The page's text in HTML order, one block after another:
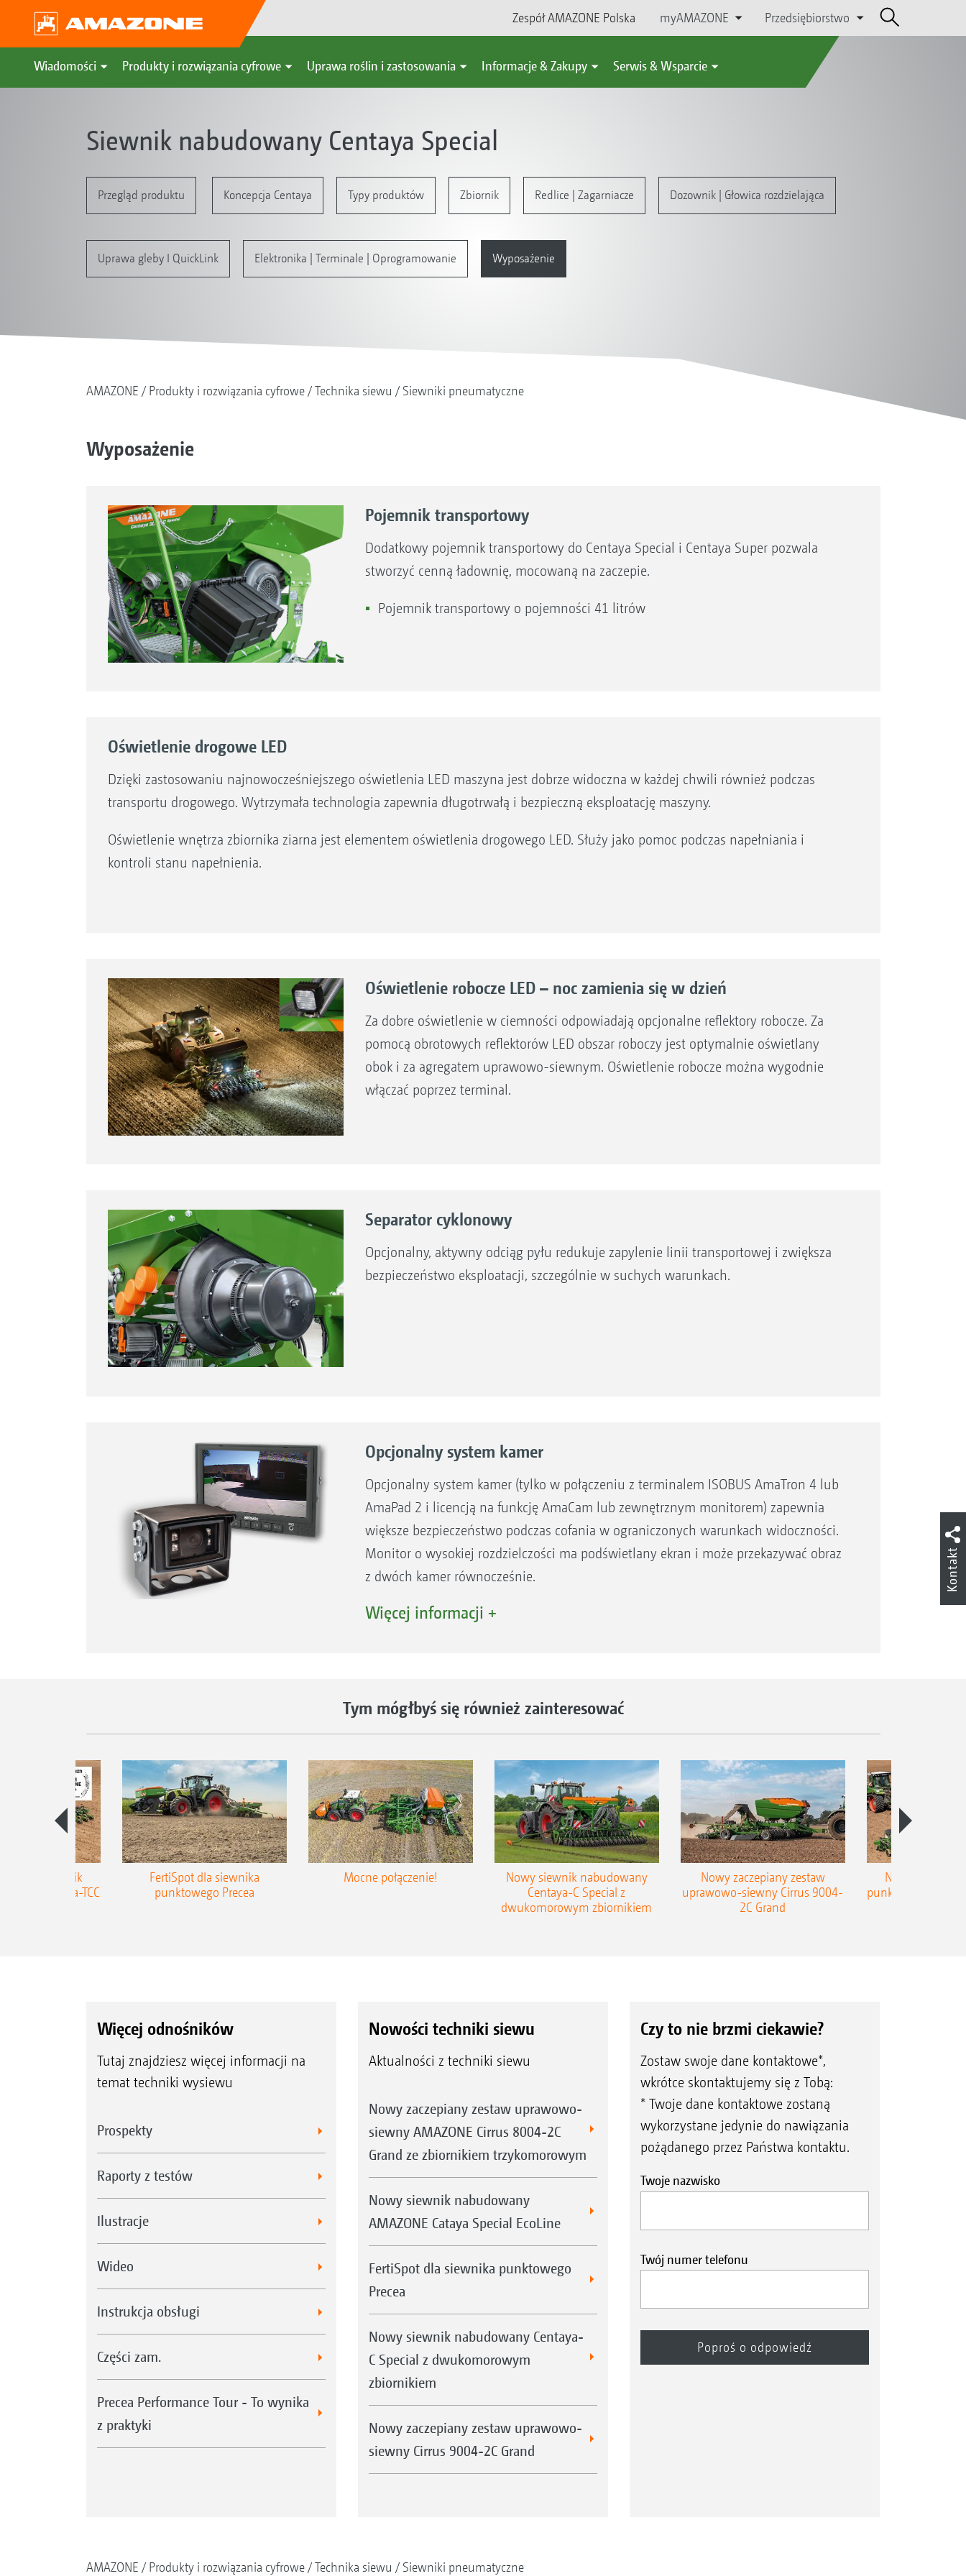
Zespół AMAZONE Polska myAMAZONE Przedsiębiorstwo
Wiadomości Produkty i rozwiązania cyfrowe Uprawa roślin i zastosowania Informacje & Zakupy Serwis & Wsparcie
Siewnik nabudowany Centaya Special
Przegląd produktu Koncepcja Centaya Typy produktów Zbiornik Redlice | Zagarniacze Dozownik | Głowica rozdzielająca
Uprawa gleby I QuickLink Elektronika | Terminale | Oprogramowanie Wyposażenie
AMAZONE Produkty i rozwiązania cyfrowe Technika siewu Siewniki pneumatyczne
Wyposażenie
Pojemnik transportowy
Dodatkowy pojemnik transportowy do Centaya Special i Centaya Super pozwala
stworzyć cenną ładownię, mocowaną na zaczepie.
Pojemnik transportowy o pojemności 41 litrów
Oświetlenie drogowe LED
Dzięki zastosowaniu najnowocześniejszego oświetlenia LED maszyna jest dobrze widoczna w każdej chwili również podczas
transportu drogowego. Wytrzymała technologia zapewnia długotrwałą i bezpieczną eksploatację maszyny.
Oświetlenie wnętrza zbiornika ziarna jest elementem oświetlenia drogowego LED. Służy jako pomoc podczas napełniania i
kontroli stanu napełnienia.
Oświetlenie robocze LED – noc zamienia się w dzień
Za dobre oświetlenie w ciemności odpowiadają opcjonalne reflektory robocze. Za
pomocą obrotowych reflektorów LED obszar roboczy jest optymalnie oświetlany
obok i za agregatem uprawowo-siewnym. Oświetlenie robocze można wygodnie
włączać poprzez terminal.
Separator cyklonowy
Opcjonalny, aktywny odciąg pyłu redukuje zapylenie linii transportowej i zwiększa
bezpieczeństwo eksploatacji, szczególnie w suchych warunkach.
Opcjonalny system kamer
Opcjonalny system kamer (tylko w połączeniu z terminalem ISOBUS AmaTron 4 lub
AmaPad 2 i licencją na funkcję AmaCam lub zewnętrznym monitorem) zapewnia
większe bezpieczeństwo podczas cofania w ograniczonych warunkach widoczności.
Monitor o wysokiej rozdzielczości ma podświetlany ekran i może przekazywać obraz
z dwóch kamer równocześnie.
Więcej informacji +
Tym mógłbyś się również zainteresować
siewnik
Precea-TCC
FertiSpot dla siewnika
punktowego Precea
Mocne połączenie!
Nowy siewnik nabudowany
Centaya-C Special z
dwukomorowym zbiornikiem
Nowy zaczepiany zestaw
uprawowo-siewny Cirrus 9004-
2C Grand
Nowy
punktowy
Więcej odnośników
Tutaj znajdziesz więcej informacji na
temat techniki wysiewu
Prospekty
Raporty z testów
Ilustracje
Wideo
Instrukcja obsługi
Części zam.
Precea Performance Tour - To wynika
z praktyki
Nowości techniki siewu
Aktualności z techniki siewu
Nowy zaczepiany zestaw uprawowo-
siewny AMAZONE Cirrus 8004-2C
Grand ze zbiornikiem trzykomorowym
Nowy siewnik nabudowany
AMAZONE Cataya Special EcoLine
FertiSpot dla siewnika punktowego
Precea
Nowy siewnik nabudowany Centaya-
C Special z dwukomorowym
zbiornikiem
Nowy zaczepiany zestaw uprawowo-
siewny Cirrus 9004-2C Grand
Czy to nie brzmi ciekawie?
Zostaw swoje dane kontaktowe*,
wkrótce skontaktujemy się z Tobą:
* Twoje dane kontaktowe zostaną
wykorzystane jedynie do nawiązania
pożądanego przez Państwa kontaktu.
Twoje nazwisko
Twój numer telefonu
AMAZONE Produkty i rozwiązania cyfrowe Technika siewu Siewniki pneumatyczne
Kontakt